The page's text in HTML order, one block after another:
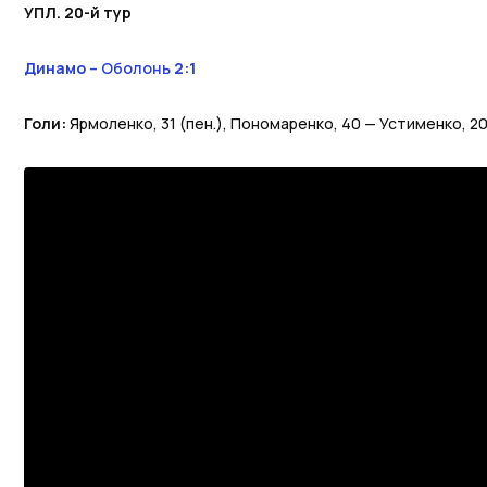
УПЛ. 20-й тур
Динамо – Оболонь 2:1
Голи: Ярмоленко, 31 (пен.), Пономаренко, 40 — Устименко, 20